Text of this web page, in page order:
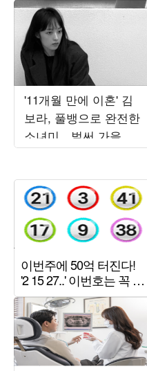
'11개월 만에 이혼' 김
보라, 풀뱅으로 완전한
소녀미…벌써 가을 준
비 들어갔나